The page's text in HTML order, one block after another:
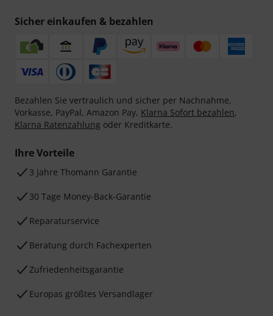
Sicher einkaufen & bezahlen
Bezahlen Sie vertraulich und sicher per Nachnahme,
Vorkasse, PayPal, Amazon Pay, Klarna Sofort bezahlen,
Klarna Ratenzahlung oder Kreditkarte.
Ihre Vorteile
3 Jahre Thomann Garantie
30 Tage Money-Back-Garantie
Reparaturservice
Beratung durch Fachexperten
Zufriedenheitsgarantie
Europas größtes Versandlager